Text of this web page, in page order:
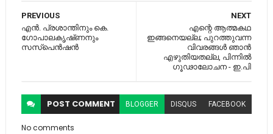
NEXT
എന്റെ ആത്മകഥ
ഇങ്ങനെയല്ല; പുറത്തുവന്ന
വിവരങ്ങള്‍ ഞാന്‍
എഴുതിയതല്ല, പിന്നില്‍
ഗൂഢാലോചന - ഇ.പി
PREVIOUS
എൻ. പ്രശാന്തിനും കെ.
ഗോപാലകൃഷ്‌ണനും
സസ്പെൻഷൻ
POST COMMENT BLOGGER DISQUS FACEBOOK
No comments